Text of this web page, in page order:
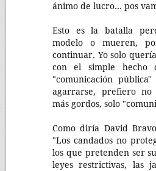
ánimo de lucro... pos
Esto es la batalla
modelo o mueren,
continuar. Yo solo
con el simple hecho
"comunicación
agarrarse, prefiero no
más gordos, solo
Como diría David
"Los candados no
los que pretenden ser
leyes restrictivas, las